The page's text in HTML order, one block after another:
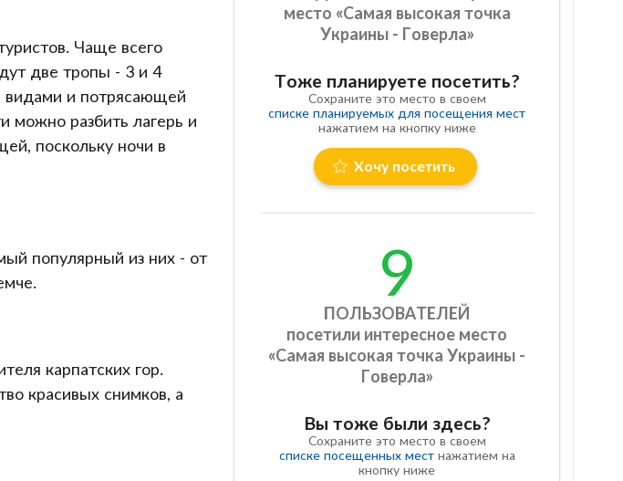
Чаще всего
две тропы - 3 и 4
видами и потрясающей
можно разбить лагерь и
поскольку ночи в
популярный из них - от
карпатских гор.
красивых снимков, а
место «Самая высокая точка
Украины - Говерла»
Тоже планируете посетить?
Сохраните это место в своем
списке планируемых для посещения мест
нажатием на кнопку ниже
Хочу посетить
9
ПОЛЬЗОВАТЕЛЕЙ
посетили интересное место
«Самая высокая точка Украины -
Говерла»
Вы тоже были здесь?
Сохраните это место в своем
списке посещенных местнажатием на
кнопку ниже